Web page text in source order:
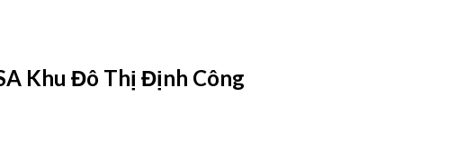
Khu Đô Thị Định Công